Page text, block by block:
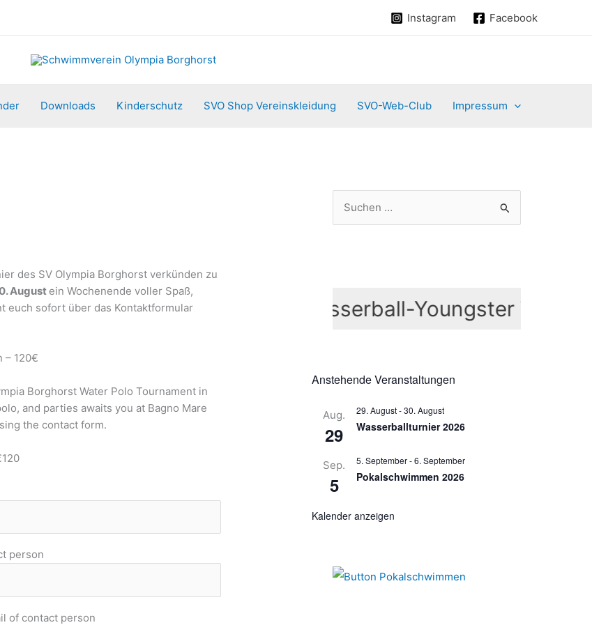
Instagram Facebook
Downloads Kinderschutz SVO Shop Vereinskleidung SVO-Web-Club Impressum
des SV Olympia Borghorst verkünden zu
August ein Wochenende voller Spaß,
euch sofort über das Kontaktformular
– 120€
Borghorst Water Polo Tournament in
and parties awaits you at Bagno Mare
the contact form.
person
of contact person
n
c
:
Wasserball-Youngster
Anstehende Veranstaltungen
Aug.
29
29. August-30. August
Wasserballturnier 2026
Sep.
5
5. September-6. September
Pokalschwimmen 2026
Kalender anzeigen